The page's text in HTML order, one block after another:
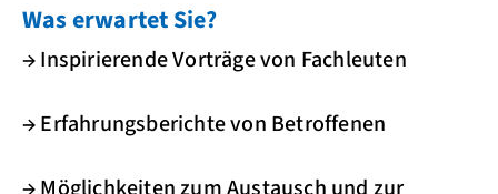
Was erwartet Sie?
→ Inspirierende Vorträge von Fachleuten
→ Erfahrungsberichte von Betroffenen